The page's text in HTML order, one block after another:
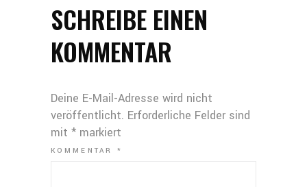
SCHREIBE EINEN
KOMMENTAR
Deine E-Mail-Adresse wird nicht
veröffentlicht. Erforderliche Felder sind
mit * markiert
KOMMENTAR*